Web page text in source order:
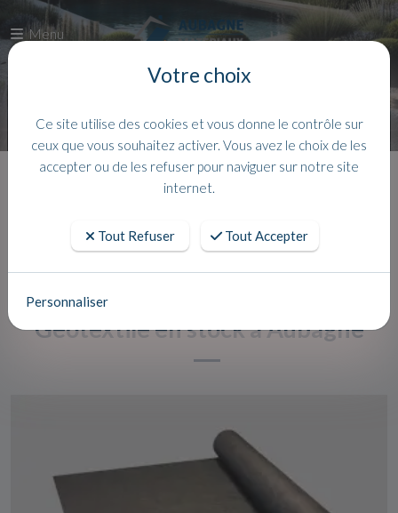
Menu
Accueil Actualites
Géotextile en stock à Aubagne
Votre choix
Ce site utilise des cookies et vous donne le contrôle sur
ceux que vous souhaitez activer. Vous avez le choix de les
accepter ou de les refuser pour naviguer sur notre site
internet.
Tout Refuser Tout Accepter
Personnaliser